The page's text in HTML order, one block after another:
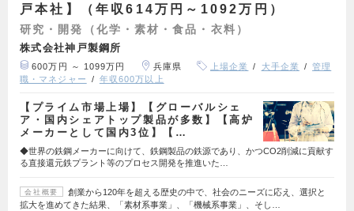
戸本社】（年収614万円～1092万円）
研究・開発（化学・素材・食品・衣料）
株式会社神戸製鋼所
600万円 ～ 1099万円 兵庫県 上場企業 大手企業
管理
職・マネジャー
年収600万以上
【プライム市場上場】【グローバルシェ
ア・国内シェアトップ製品が多数】【高炉
メーカーとして国内3位】【…
◆世界の鉄鋼メーカーに向けて、鉄鋼製品の鉄源であり、かつCO2削減に貢献す
る直接還元鉄プラント等のプロセス開発を推進いた…
会社概要
創業から120年を超える歴史の中で、社会のニーズに応え、選択と
拡大を進めてきた結果、「素材系事業」、「機械系事業」、そし…